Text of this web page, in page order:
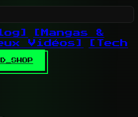
[Mangas &
Vidéos]
[Tech